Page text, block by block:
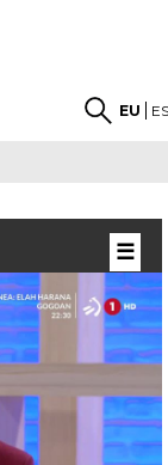
EU
☰